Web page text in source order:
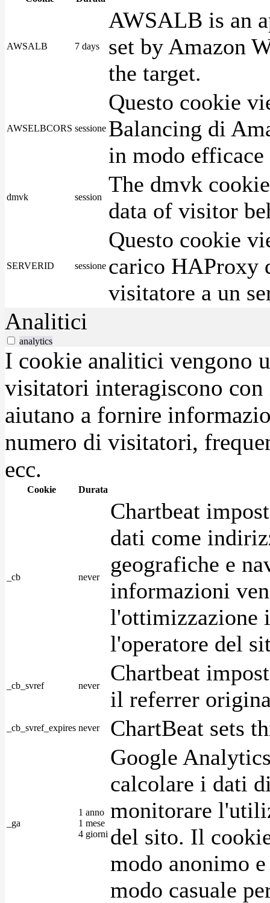
AWSALB 7 days
AWSALB is an
set by Amazon
the target.
AWSELBCORS sessione
Questo cookie
Balancing di
in modo
dmvk session
The dmvk
data of visitor
SERVERID sessione
Questo cookie
carico HAProxy
visitatore a un
Analitici
analytics
I cookie analitici vengono
visitatori interagiscono
aiutano a fornire
numero di visitatori,
ecc.
Cookie Durata
_cb never
Chartbeat
dati come
geografiche e
informazioni
l'ottimizzazione
l'operatore del
_cb_svref never
Chartbeat
il referrer
_cb_svref_expires never ChartBeat sets
_ga
1 anno
1 mese
4 giorni
Google
calcolare i dati
monitorare
del sito. Il
modo anonimo
modo casuale